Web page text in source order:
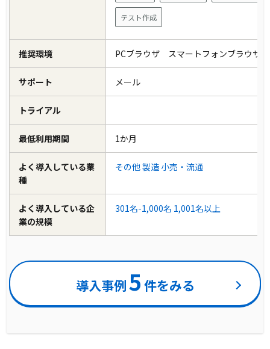
テスト作成
推奨環境 PCブラウザ スマートフォンブラウザ
サポート メール
トライアル
最低利用期間 1か月
よく導入している業
種
その他製造 小売・流通
よく導入している企
業の規模
301名-1,000名 1,001名以上
導入事例5 件をみる